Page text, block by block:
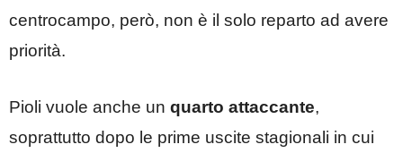
centrocampo, però, non è il solo reparto ad avere
priorità.
Pioli vuole anche un quarto attaccante,
soprattutto dopo le prime uscite stagionali in cui